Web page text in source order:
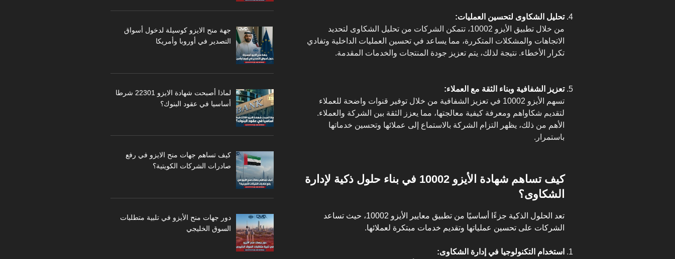
تحليل الشكاوى لتحسين العمليات:
من خلال تطبيق الأيزو 10002، تتمكن الشركات من تحليل الشكاوى لتحديد
الاتجاهات والمشكلات المتكررة، مما يساعد في تحسين العمليات الداخلية وتفادي
تكرار الأخطاء. نتيجة لذلك، يتم تعزيز جودة المنتجات والخدمات المقدمة.
تعزيز الشفافية وبناء الثقة مع العملاء:
تسهم الأيزو 10002 في تعزيز الشفافية من خلال توفير قنوات واضحة للعملاء
لتقديم شكاواهم ومعرفة كيفية معالجتها، مما يعزز الثقة بين الشركة والعملاء.
الأهم من ذلك، يظهر التزام الشركة بالاستماع إلى عملائها وتحسين خدماتها
باستمرار.
كيف تساهم شهادة الأيزو 10002 في بناء حلول ذكية لإدارة
الشكاوى؟
تعد الحلول الذكية جزءًا أساسيًا من تطبيق معايير الأيزو 10002، حيث تساعد
الشركات على تحسين عملياتها وتقديم خدمات مبتكرة لعملائها.
استخدام التكنولوجيا في إدارة الشكاوى:
جهة منح الايزو كوسيلة لدخول أسواق
التصدير في أوروبا وأمريكا
لماذا أصبحت شهادة الايزو 22301 شرطا
أساسيا في عقود البنوك؟
كيف تساهم جهات منح الايزو في رفع
صادرات الشركات الكويتية؟
دور جهات منح الأيزو في تلبية متطلبات
السوق الخليجي